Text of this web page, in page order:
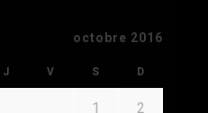
octobre 2016
J V S D
1 2